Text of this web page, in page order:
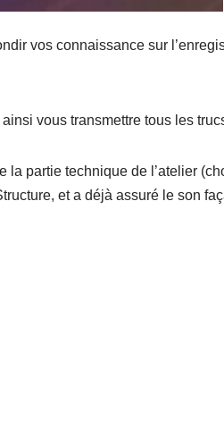
vos connaissance sur
vous transmettre tous les
la partie technique de l’atelier
et a déjà assuré le son